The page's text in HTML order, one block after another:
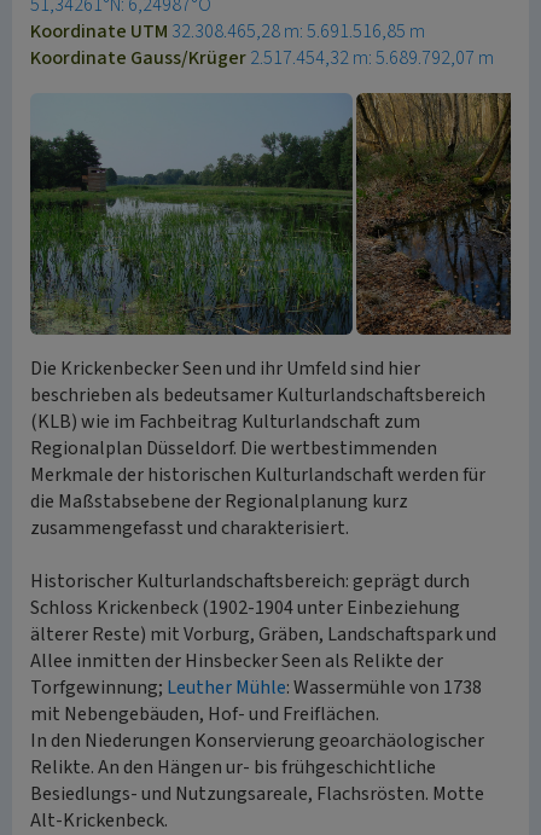
Koordinate UTM 32.308.465,28 m: 5.691.516,85 m
Koordinate Gauss/Krüger2.517.454,32 m: 5.689.792,07 m
Die Krickenbecker Seen und ihr Umfeld sind hier
beschrieben als bedeutsamer Kulturlandschaftsbereich
(KLB) wie im Fachbeitrag Kulturlandschaft zum
Regionalplan Düsseldorf. Die wertbestimmenden
Merkmale der historischen Kulturlandschaft werden für
die Maßstabsebene der Regionalplanung kurz
zusammengefasst und charakterisiert.
Historischer Kulturlandschaftsbereich: geprägt durch
Schloss Krickenbeck (1902-1904 unter Einbeziehung
älterer Reste) mit Vorburg, Gräben, Landschaftspark und
Allee inmitten der Hinsbecker Seen als Relikte der
Torfgewinnung; Leuther Mühle: Wassermühle von 1738
mit Nebengebäuden, Hof- und Freiflächen.
In den Niederungen Konservierung geoarchäologischer
Relikte. An den Hängen ur- bis frühgeschichtliche
Besiedlungs- und Nutzungsareale, Flachsrösten. Motte
Alt-Krickenbeck.